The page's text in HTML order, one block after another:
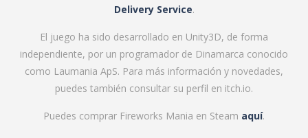
Delivery Service.
El juego ha sido desarrollado en Unity3D, de forma
independiente, por un programador de Dinamarca conocido
como Laumania ApS. Para más información y novedades,
puedes también consultar su perfil en itch.io.
Puedes comprar Fireworks Mania en Steam aquí.